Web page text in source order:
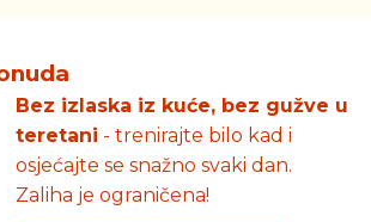
Bez izlaska iz kuće, bez gužve u
teretani - trenirajte bilo kad i
osjećajte se snažno svaki dan.
Zaliha je ograničena!